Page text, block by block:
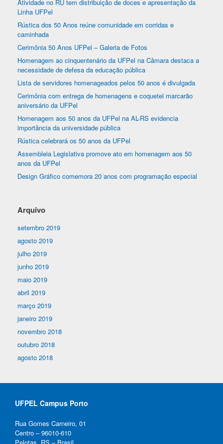
Atividade no RU tem distribuição de doces e apresentação da
Linha UFPel
Rústica dos 50 Anos reúne comunidade em corridas e
caminhada
Cerimônia 50 Anos UFPel – Galeria de Fotos
Homenagem ao cinquentenário da UFPel na Câmara destaca a
necessidade de defesa da educação pública
Lista de servidores homenageados pelos 50 anos é divulgada
Cerimônia com entrega de homenagens e coquetel marcarão
aniversário da UFPel
Homenagem aos 50 anos da UFPel na AL-RS evidencia
importância da universidade pública
Rústica celebrará os 50 anos da UFPel
Assembleia Legislativa promove ato em homenagem aos 50
anos da UFPel
Design Gráfico comemora 20 anos com programação especial
Arquivo
setembro 2019
agosto 2019
julho 2019
junho 2019
maio 2019
abril 2019
março 2019
janeiro 2019
novembro 2018
outubro 2018
agosto 2018
UFPEL Campus Porto
Rua Gomes Carneiro, 01
Centro – 96010-610